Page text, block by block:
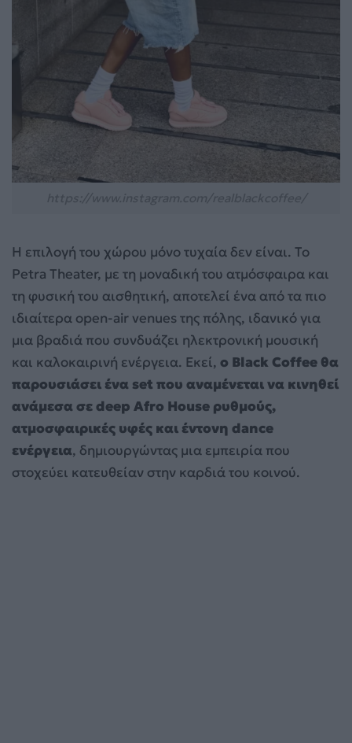
Η επιλογή του χώρου μόνο τυχαία δεν είναι. Το
Petra Theater, με τη μοναδική του ατμόσφαιρα και
τη φυσική του αισθητική, αποτελεί ένα από τα πιο
ιδιαίτερα open-air venues της πόλης, ιδανικό για
μια βραδιά που συνδυάζει ηλεκτρονική μουσική
και καλοκαιρινή ενέργεια. Εκεί, ο Black Coffee θα
παρουσιάσει ένα set που αναμένεται να κινηθεί
ανάμεσα σε deep Afro House ρυθμούς,
ατμοσφαιρικές υφές και έντονη dance
ενέργεια, δημιουργώντας μια εμπειρία που
στοχεύει κατευθείαν στην καρδιά του κοινού.